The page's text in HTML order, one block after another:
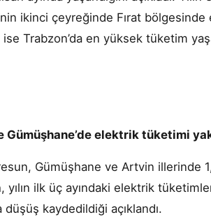
ikinci çeyreğinde Fırat
Trabzon’da en yüksek tüketim
Gümüşhane’de elektrik tüketimi
Gümüşhane ve Artvin illerinde
yılın ilk üç ayındaki elektrik
kaydedildiği açıklandı.